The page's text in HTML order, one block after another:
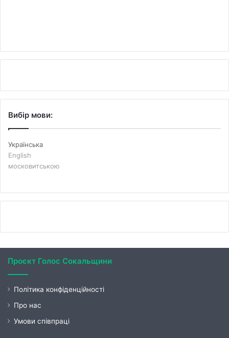
Вибір мови:
Українська
English
московитською
Проєкт Голос Сокальщини
Політика конфіденційності
Про нас
Умови співпраці